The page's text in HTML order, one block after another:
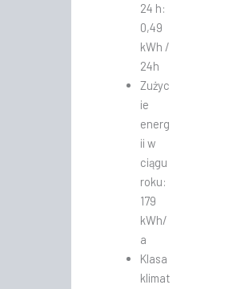
24 h:
0,49
kWh /
24h
Zużyc
ie
energ
ii w
ciągu
roku:
179
kWh/
a
Klasa
klimat